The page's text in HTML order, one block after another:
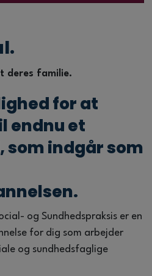
deres familie.
for at
endnu et
indgår som
og Sundhedspraksis er en
for dig som arbejder
og sundhedsfaglige